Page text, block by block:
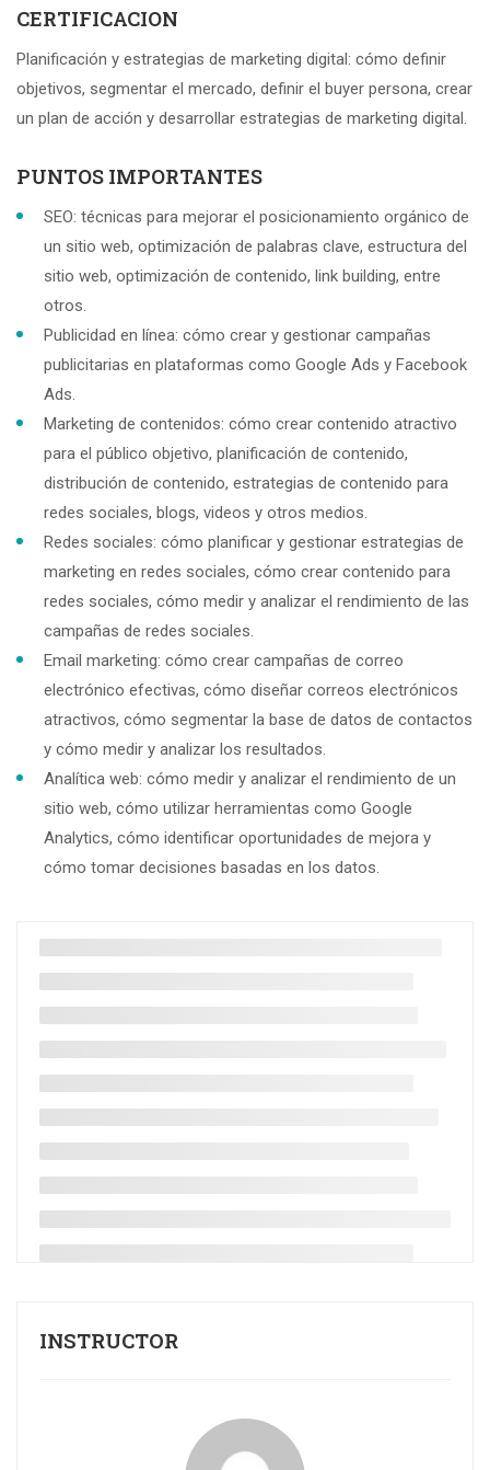
CERTIFICACION
Planificación y estrategias de marketing digital: cómo definir
objetivos, segmentar el mercado, definir el buyer persona, crear
un plan de acción y desarrollar estrategias de marketing digital.
PUNTOS IMPORTANTES
SEO: técnicas para mejorar el posicionamiento orgánico de
un sitio web, optimización de palabras clave, estructura del
sitio web, optimización de contenido, link building, entre
otros.
Publicidad en línea: cómo crear y gestionar campañas
publicitarias en plataformas como Google Ads y Facebook
Ads.
Marketing de contenidos: cómo crear contenido atractivo
para el público objetivo, planificación de contenido,
distribución de contenido, estrategias de contenido para
redes sociales, blogs, videos y otros medios.
Redes sociales: cómo planificar y gestionar estrategias de
marketing en redes sociales, cómo crear contenido para
redes sociales, cómo medir y analizar el rendimiento de las
campañas de redes sociales.
Email marketing: cómo crear campañas de correo
electrónico efectivas, cómo diseñar correos electrónicos
atractivos, cómo segmentar la base de datos de contactos
y cómo medir y analizar los resultados.
Analítica web: cómo medir y analizar el rendimiento de un
sitio web, cómo utilizar herramientas como Google
Analytics, cómo identificar oportunidades de mejora y
cómo tomar decisiones basadas en los datos.
INSTRUCTOR